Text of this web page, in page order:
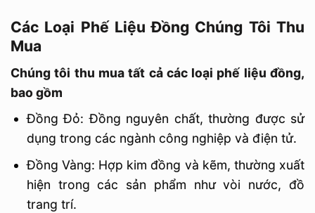
Các Loại Phế Liệu Đồng Chúng Tôi Thu
Mua
Chúng tôi thu mua tất cả các loại phế liệu đồng,
bao gồm
Đồng Đỏ: Đồng nguyên chất, thường được sử
dụng trong các ngành công nghiệp và điện tử.
Đồng Vàng: Hợp kim đồng và kẽm, thường xuất
hiện trong các sản phẩm như vòi nước, đồ
trang trí.